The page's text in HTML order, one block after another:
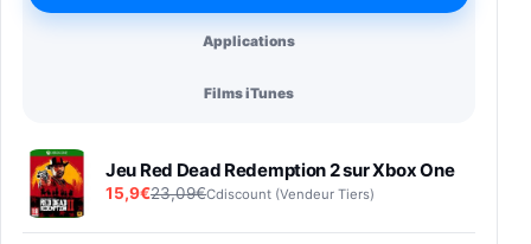
Applications
Films iTunes
Jeu Red Dead Redemption 2 sur Xbox One
15,9€23,09€Cdiscount (Vendeur Tiers)